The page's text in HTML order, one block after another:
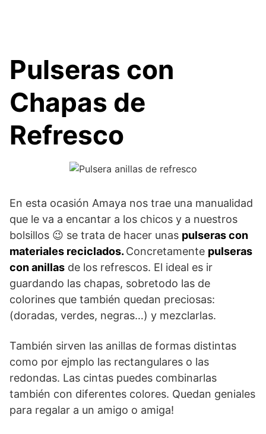
Pulseras con
Chapas de
Refresco
En esta ocasión Amaya nos trae una manualidad
que le va a encantar a los chicos y a nuestros
bolsillos 😉 se trata de hacer unas pulseras con
materiales reciclados. Concretamente pulseras
con anillas de los refrescos. El ideal es ir
guardando las chapas, sobretodo las de
colorines que también quedan preciosas:
(doradas, verdes, negras…) y mezclarlas.
También sirven las anillas de formas distintas
como por ejmplo las rectangulares o las
redondas. Las cintas puedes combinarlas
también con diferentes colores. Quedan geniales
para regalar a un amigo o amiga!